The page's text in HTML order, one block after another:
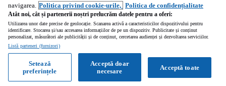
Încearcă acum aplicația Autovit.ro
navigarea. Politica privind cookie-urile, Politica de confidențialitate
Atât noi, cât și partenerii noștri prelucrăm datele pentru a oferi:
Utilizarea unor date precise de geolocație. Scanarea activă a caracteristicilor dispozitivului pentru
identificare. Stocarea și/sau accesarea informațiilor de pe un dispozitiv. Publicitate și conținut
personalizat, măsurători ale publicității și de conținut, cercetarea audienței și dezvoltarea serviciilor.
Listă parteneri (furnizori)
Acceptă toate
Acceptă doar
necesare
Setează
preferințele